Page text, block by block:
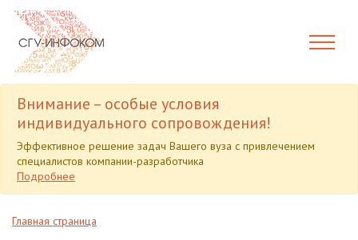
Внимание – особые условия
индивидуального сопровождения!
Эффективное решение задач Вашего вуза с привлечением
специалистов компании-разработчика
Подробнее
Главная страница